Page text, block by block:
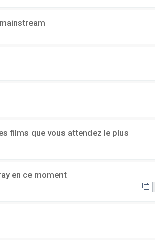
films que vous attendez le plus
en ce moment